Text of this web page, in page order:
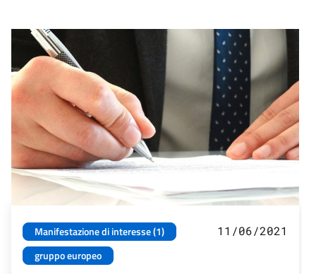
Manifestazione di interesse (1)
gruppo europeo
11/06/2021